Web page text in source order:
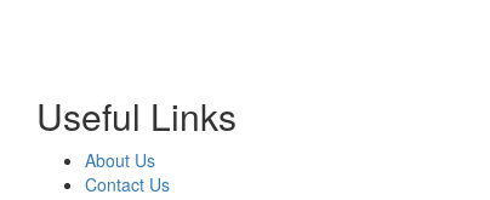
Useful Links
About Us
Contact Us